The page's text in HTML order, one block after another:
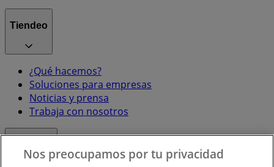
Tiendeo
¿Qué hacemos?
Soluciones para empresas
Noticias y prensa
Trabaja con nosotros
Nos preocupamos por tu privacidad